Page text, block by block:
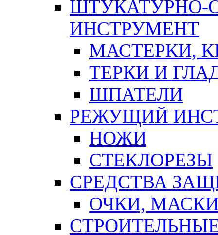
ШТУКАТУРНО-
ИНСТРУМЕНТ
МАСТЕРКИ,
ТЕРКИ И
ШПАТЕЛИ
РЕЖУЩИЙ
НОЖИ
СТЕКЛОРЕЗЫ
СРЕДСТВА
ОЧКИ,